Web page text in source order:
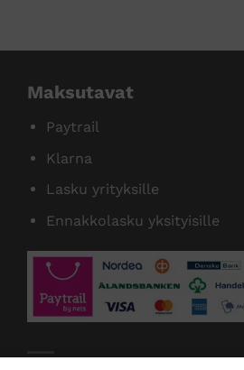
Maksutavat
Paytrail
Klarna
Lasku yrityksille
Ennakkolasku yksityisille